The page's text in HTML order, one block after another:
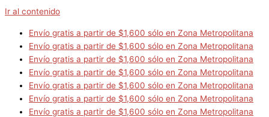
Ir al contenido
Envío gratis a partir de $1,600 sólo en Zona Metropolitana
Envío gratis a partir de $1,600 sólo en Zona Metropolitana
Envío gratis a partir de $1,600 sólo en Zona Metropolitana
Envío gratis a partir de $1,600 sólo en Zona Metropolitana
Envío gratis a partir de $1,600 sólo en Zona Metropolitana
Envío gratis a partir de $1,600 sólo en Zona Metropolitana
Envío gratis a partir de $1,600 sólo en Zona Metropolitana